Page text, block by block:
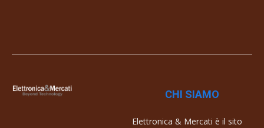
CHI SIAMO
Elettronica & Mercati è il sito